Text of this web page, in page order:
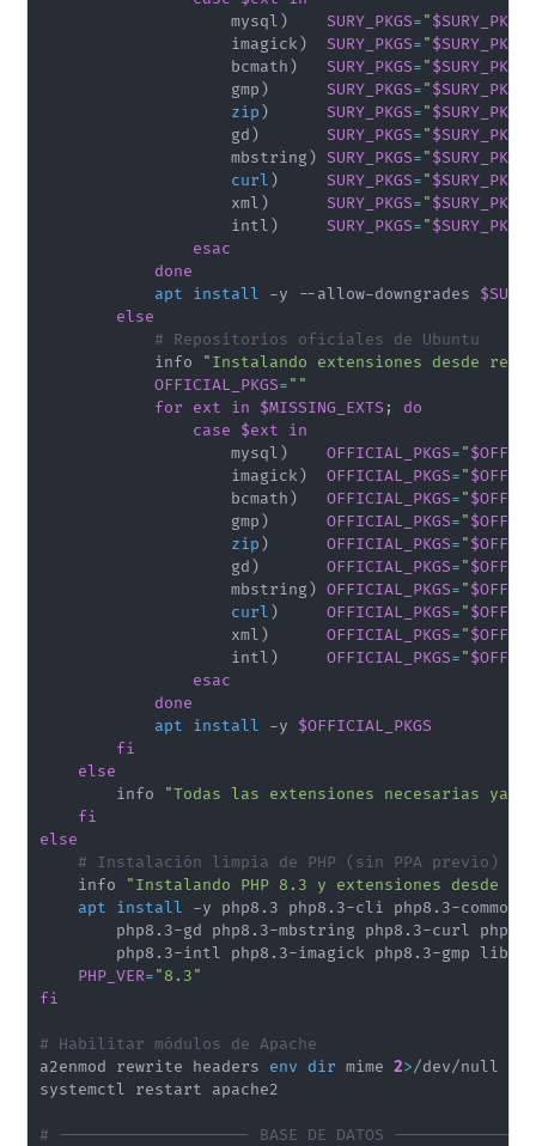
                    mysql
) SURY_PKGS="$SURY_PKGS
                    imagick
) SURY_PKGS="$SURY_PKGS
                    bcmath
) SURY_PKGS="$SURY_PKGS
                    gmp
) SURY_PKGS="$SURY_PKGS
zip ) SURY_PKGS="$SURY_PKGS
                    gd
) SURY_PKGS="$SURY_PKGS
                    mbstring
) SURY_PKGS="$SURY_PKGS
curl ) SURY_PKGS="$SURY_PKGS
                    xml
) SURY_PKGS="$SURY_PKGS
                    intl
) SURY_PKGS="$SURY_PKGS
esac
done
apt
install -y --allow-downgrades
else
# Repositorios oficiales de Ubuntu
            info
"Instalando extensiones desde
OFFICIAL_PKGS=""
for
ext in $MISSING_EXTS ;
do
case
$ext
in
                    mysql
) OFFICIAL_PKGS="
                    imagick
) OFFICIAL_PKGS="
                    bcmath
) OFFICIAL_PKGS="
                    gmp
) OFFICIAL_PKGS="
zip ) OFFICIAL_PKGS="
                    gd
) OFFICIAL_PKGS="
                    mbstring
) OFFICIAL_PKGS="
curl ) OFFICIAL_PKGS="
                    xml
) OFFICIAL_PKGS="
                    intl
) OFFICIAL_PKGS="
esac
done
apt
install -y $OFFICIAL_PKGS
fi
else
        info
"Todas las extensiones necesarias ya
fi
else
# Instalación limpia de PHP (sin PPA previo)
    info
"Instalando PHP 8.3 y extensiones
apt
install -y php8.3 php8.3-cli php8.3-common
php8.3-gd php8.3-mbstring php8.3-curl
php8.3-intl php8.3-imagick php8.3-gmp
PHP_VER="8.3"
fi
# Habilitar módulos de Apache
a2enmod rewrite headers env dir mime 2>/dev/null
systemctl restart apache2
# -------------------- BASE DE DATOS